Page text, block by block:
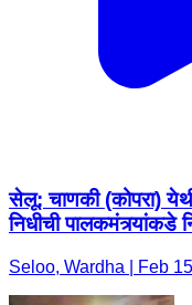
सेलू: चाणकी (कोपरा)
निधीची पालकमंत्र्यांकडे
Seloo, Wardha | Feb